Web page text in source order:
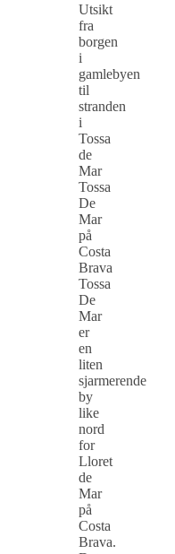
Utsikt
fra
borgen
i
gamlebyen
til
stranden
i
Tossa
de
Mar
Tossa
De
Mar
på
Costa
Brava
Tossa
De
Mar
er
en
liten
sjarmerende
by
like
nord
for
Lloret
de
Mar
på
Costa
Brava.